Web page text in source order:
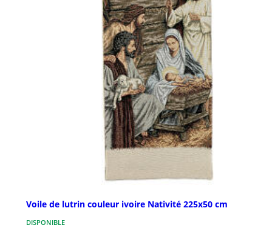
Voile de lutrin couleur ivoire Nativité 225x50 cm
DISPONIBLE